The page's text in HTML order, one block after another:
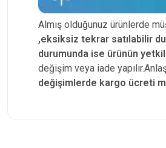
Almış olduğunuz ürünlerde
,eksiksiz tekrar satılabilir
durumunda ise ürünün
değişim veya iade
değişimlerde kargo ücreti